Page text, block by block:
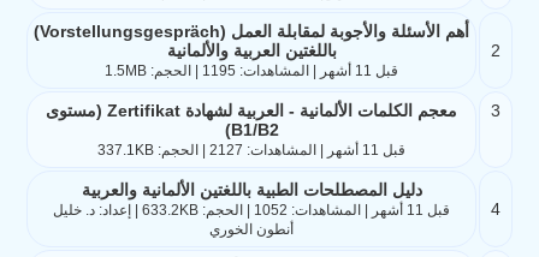
2
أهم الأسئلة والأجوبة لمقابلة العمل (Vorstellungsgespräch)
باللغتين العربية والألمانية
قبل 11 أشهر | المشاهدات: 1195 | الحجم: 1.5MB
3
معجم الكلمات الألمانية - العربية لشهادة Zertifikat (مستوى
B1/B2)
قبل 11 أشهر | المشاهدات: 2127 | الحجم: 337.1KB
4
دليل المصطلحات الطبية باللغتين الألمانية والعربية
قبل 11 أشهر | المشاهدات: 1052 | الحجم: 633.2KB | إعداد: د. خليل
أنطون الخوري